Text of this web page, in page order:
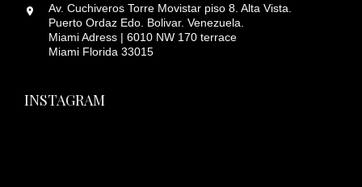
Av. Cuchiveros Torre Movistar piso 8. Alta Vista.
Puerto Ordaz Edo. Bolivar. Venezuela.
Miami Adress | 6010 NW 170 terrace
Miami Florida 33015
INSTAGRAM